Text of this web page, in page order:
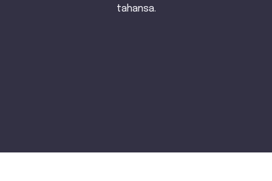
tahansa.